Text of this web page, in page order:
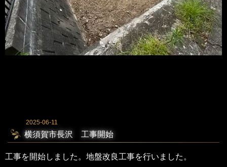
2025-06-11
横須賀市長沢 工事開始
工事を開始しました。地盤改良工事を行いました。